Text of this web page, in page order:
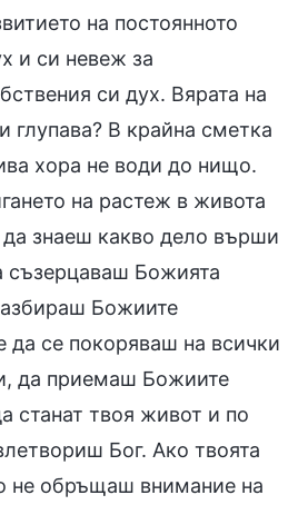
на постоянното
и си невеж за
си дух. Вярата на
глупава? В крайна сметка
хора не води до нищо.
на растеж в живота
да знаеш какво дело върши
съзерцаваш Божията
Божиите
да се покоряваш на всички
да приемаш Божиите
станат твоя живот и по
Бог. Ако твоята
не обръщаш внимание на